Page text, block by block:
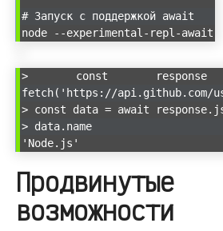
# Запуск с поддержкой await
node --experimental-repl-await
> const
fetch('https://api.github.com/
> const data = await
> data.name
'Node.js'
Продвинутые
возможности